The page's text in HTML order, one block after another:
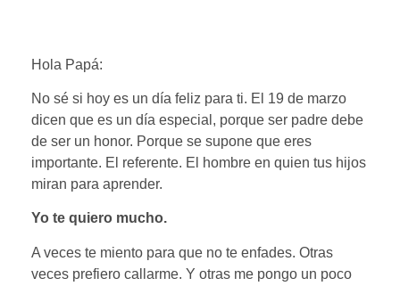
Hola Papá:
No sé si hoy es un día feliz para ti. El 19 de marzo
dicen que es un día especial, porque ser padre debe
de ser un honor. Porque se supone que eres
importante. El referente. El hombre en quien tus hijos
miran para aprender.
Yo te quiero mucho.
A veces te miento para que no te enfades. Otras
veces prefiero callarme. Y otras me pongo un poco